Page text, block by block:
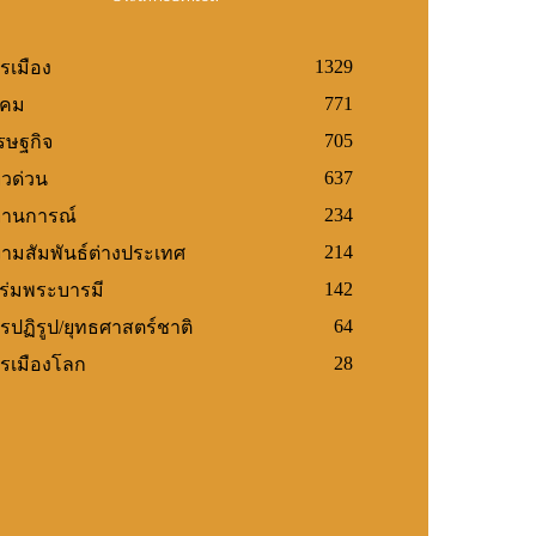
เมือง
1329
ม
771
ษฐกิจ
705
ด่วน
637
นการณ์
234
มสัมพันธ์ต่างประเทศ
214
มพระบารมี
142
ปฏิรูป/ยุทธศาสตร์ชาติ
64
เมืองโลก
28